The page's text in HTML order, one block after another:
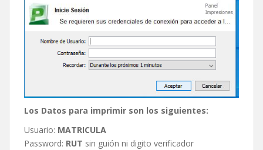
Los Datos para imprimir son los siguientes:
Usuario: MATRICULA
Password: RUT sin guión ni digito verificador